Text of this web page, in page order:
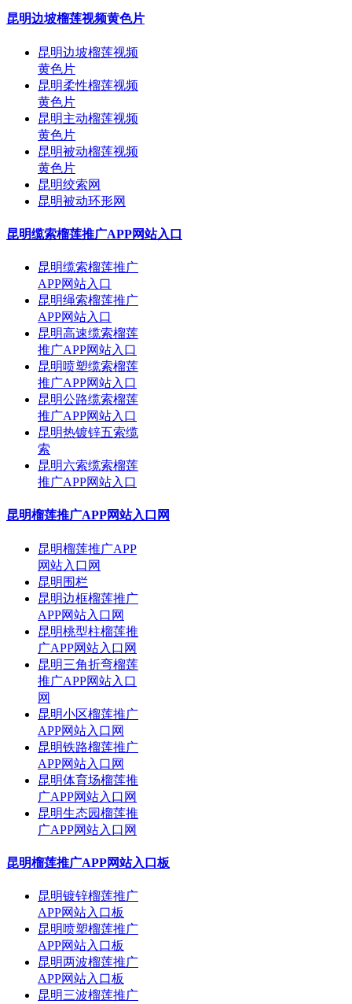
昆明边坡榴莲视频黄色片
昆明边坡榴莲视频
黄色片
昆明柔性榴莲视频
黄色片
昆明主动榴莲视频
黄色片
昆明被动榴莲视频
黄色片
昆明绞索网
昆明被动环形网
昆明缆索榴莲推广APP网站入口
昆明缆索榴莲推广
APP网站入口
昆明绳索榴莲推广
APP网站入口
昆明高速缆索榴莲
推广APP网站入口
昆明喷塑缆索榴莲
推广APP网站入口
昆明公路缆索榴莲
推广APP网站入口
昆明热镀锌五索缆
索
昆明六索缆索榴莲
推广APP网站入口
昆明榴莲推广APP网站入口网
昆明榴莲推广APP
网站入口网
昆明围栏
昆明边框榴莲推广
APP网站入口网
昆明桃型柱榴莲推
广APP网站入口网
昆明三角折弯榴莲
推广APP网站入口
网
昆明小区榴莲推广
APP网站入口网
昆明铁路榴莲推广
APP网站入口网
昆明体育场榴莲推
广APP网站入口网
昆明生态园榴莲推
广APP网站入口网
昆明榴莲推广APP网站入口板
昆明镀锌榴莲推广
APP网站入口板
昆明喷塑榴莲推广
APP网站入口板
昆明两波榴莲推广
APP网站入口板
昆明三波榴莲推广